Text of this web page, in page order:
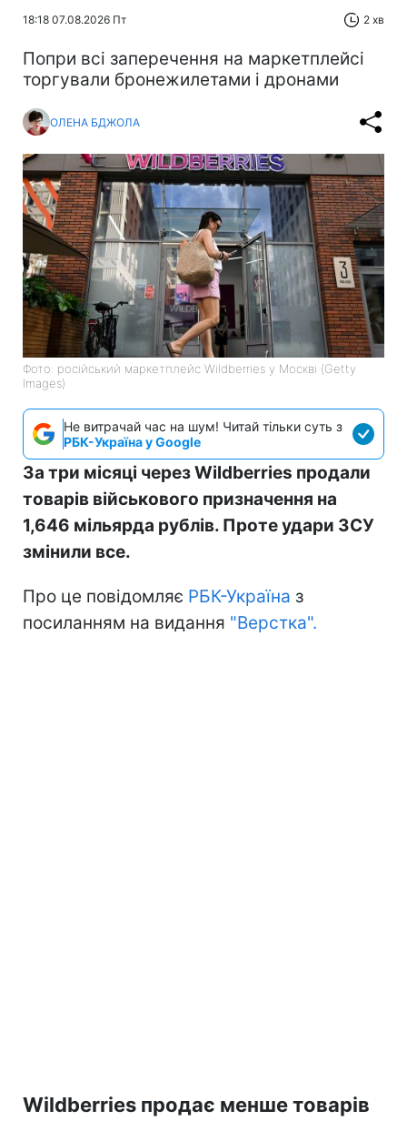
18:18 07.08.2026 Пт 2 хв
Попри всі заперечення на маркетплейсі
торгували бронежилетами і дронами
ОЛЕНА БДЖОЛА
Фото: російський маркетплейс Wildberries у Москві (Getty
Images)
Не витрачай час на шум! Читай тільки суть з
РБК-Україна у Google
За три місяці через Wildberries продали
товарів військового призначення на
1,646 мільярда рублів. Проте удари ЗСУ
змінили все.
Про це повідомляє РБК-Україна з
посиланням на видання "Верстка".
Wildberries продає менше товарів